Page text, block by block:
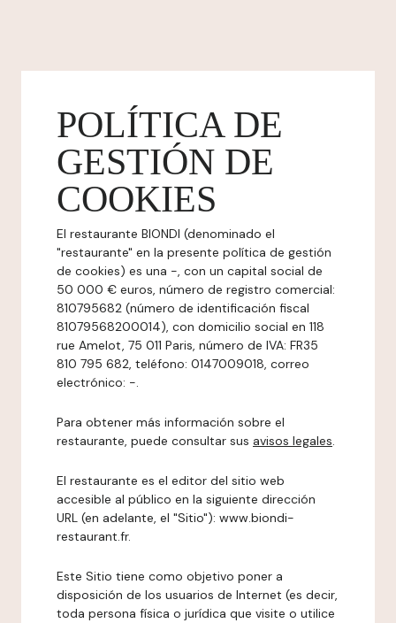
POLÍTICA DE
GESTIÓN DE
COOKIES
El restaurante BIONDI (denominado el
"restaurante" en la presente política de gestión
de cookies) es una -, con un capital social de
50 000 € euros, número de registro comercial:
810795682 (número de identificación fiscal
81079568200014), con domicilio social en 118
rue Amelot, 75 011 Paris, número de IVA: FR35
810 795 682, teléfono: 0147009018, correo
electrónico: -.
Para obtener más información sobre el
restaurante, puede consultar sus avisos legales.
El restaurante es el editor del sitio web
accesible al público en la siguiente dirección
URL (en adelante, el "Sitio"): www.biondi-
restaurant.fr.
Este Sitio tiene como objetivo poner a
disposición de los usuarios de Internet (es decir,
toda persona física o jurídica que visite o utilice